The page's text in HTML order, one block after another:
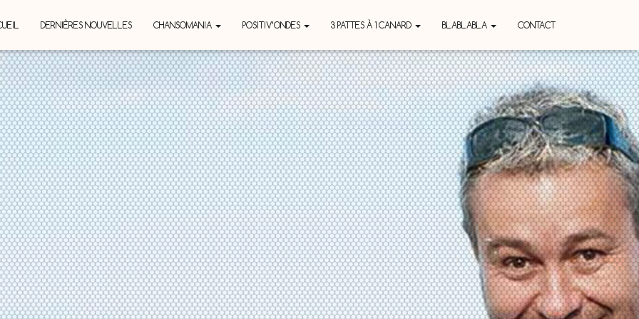
DERNIÈRES NOUVELLES CHANSOMANIA POSITIV’ONDES 3 PATTES À 1 CANARD BLABLABLA CONTACT